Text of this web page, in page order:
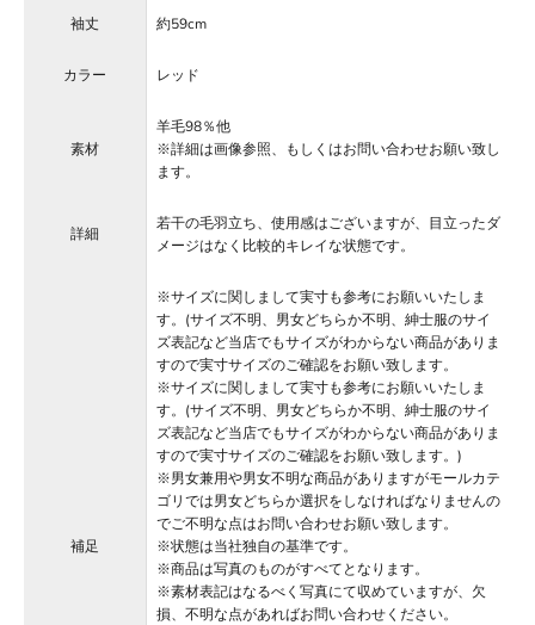
袖丈 約59cm
カラー レッド
素材
羊毛98％他
※詳細は画像参照、もしくはお問い合わせお願い致し
ます。
詳細
若干の毛羽立ち、使用感はございますが、目立ったダ
メージはなく比較的キレイな状態です。
補足
※サイズに関しまして実寸も参考にお願いいたしま
す。(サイズ不明、男女どちらか不明、紳士服のサイ
ズ表記など当店でもサイズがわからない商品がありま
すので実寸サイズのご確認をお願い致します。
※サイズに関しまして実寸も参考にお願いいたしま
す。(サイズ不明、男女どちらか不明、紳士服のサイ
ズ表記など当店でもサイズがわからない商品がありま
すので実寸サイズのご確認をお願い致します。)
※男女兼用や男女不明な商品がありますがモールカテ
ゴリでは男女どちらか選択をしなければなりませんの
でご不明な点はお問い合わせお願い致します。
※状態は当社独自の基準です。
※商品は写真のものがすべてとなります。
※素材表記はなるべく写真にて収めていますが、欠
損、不明な点があればお問い合わせください。